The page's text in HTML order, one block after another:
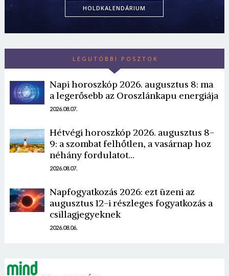
HOLDKALENDÁRIUM
LEGUTÓBBI POSZTOK
Napi horoszkóp 2026. augusztus 8: ma
a legerősebb az Oroszlánkapu energiája
2026.08.07.
Hétvégi horoszkóp 2026. augusztus 8-
9: a szombat felhőtlen, a vasárnap hoz
néhány fordulatot…
2026.08.07.
Napfogyatkozás 2026: ezt üzeni az
augusztus 12-i részleges fogyatkozás a
csillagjegyeknek
2026.08.06.
Borsonline bejelentkezés